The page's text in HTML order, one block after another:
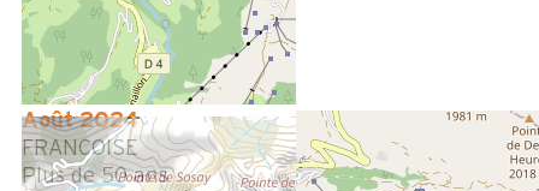
Avis écrit le 18/02/2025
Août 2024
FRANCOISE
Plus de 50 ans